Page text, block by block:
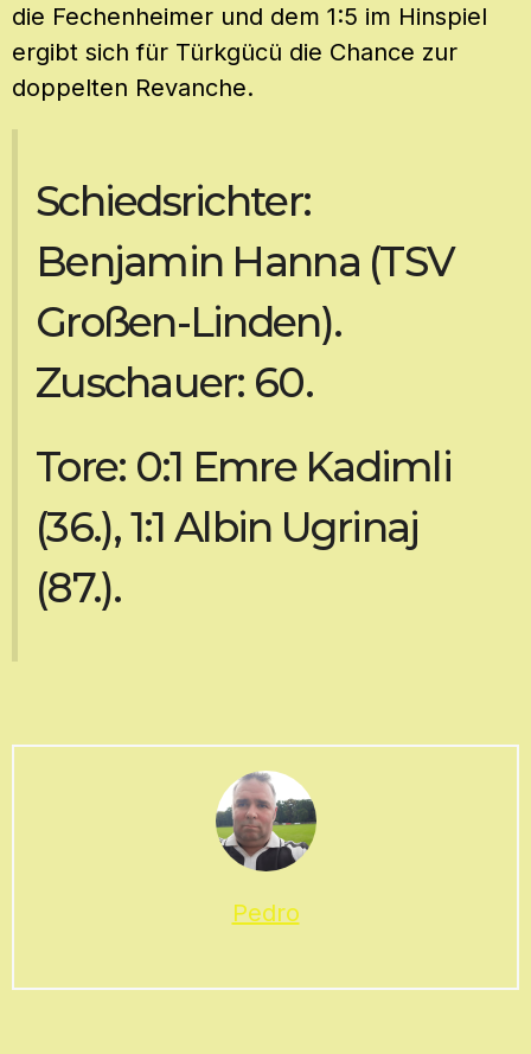
die Fechenheimer und dem 1:5 im Hinspiel
ergibt sich für Türkgücü die Chance zur
doppelten Revanche.
Schiedsrichter:
Benjamin Hanna (TSV
Großen-Linden).
Zuschauer: 60.
Tore: 0:1 Emre Kadimli
(36.), 1:1 Albin Ugrinaj
(87.).
Pedro